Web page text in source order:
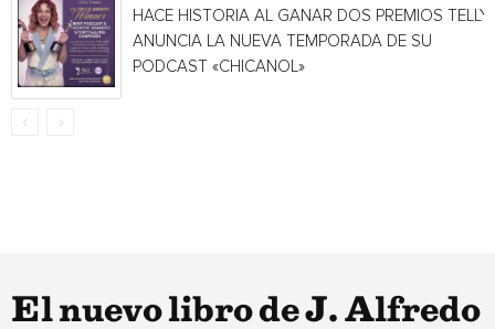
HACE HISTORIA AL GANAR DOS PREMIOS TELLY
ANUNCIA LA NUEVA TEMPORADA DE SU
PODCAST «CHICANOL»
El nuevo libro de J. Alfredo